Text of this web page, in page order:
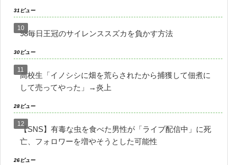
31ビュー
98毎日王冠のサイレンススズカを負かす方法
30ビュー
高校生「イノシシに畑を荒らされたから捕獲して佃煮に
して売ってやった」→炎上
28ビュー
【SNS】有毒な虫を食べた男性が「ライブ配信中」に死
亡、フォロワーを増やそうとした可能性
26ビュー